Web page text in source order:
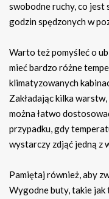
swobodne ruchy, co jest
godzin spędzonych w
Warto też pomyśleć o
mieć bardzo różne
klimatyzowanych
Zakładając kilka
można łatwo
przypadku, gdy
wystarczy zdjąć jedną z
Pamiętaj również, aby
Wygodne buty, takie jak